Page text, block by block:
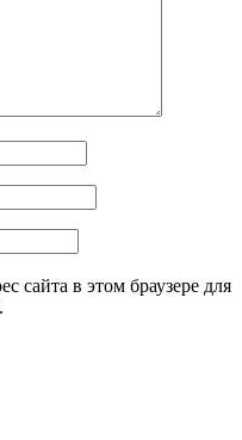
сайта в этом браузере для